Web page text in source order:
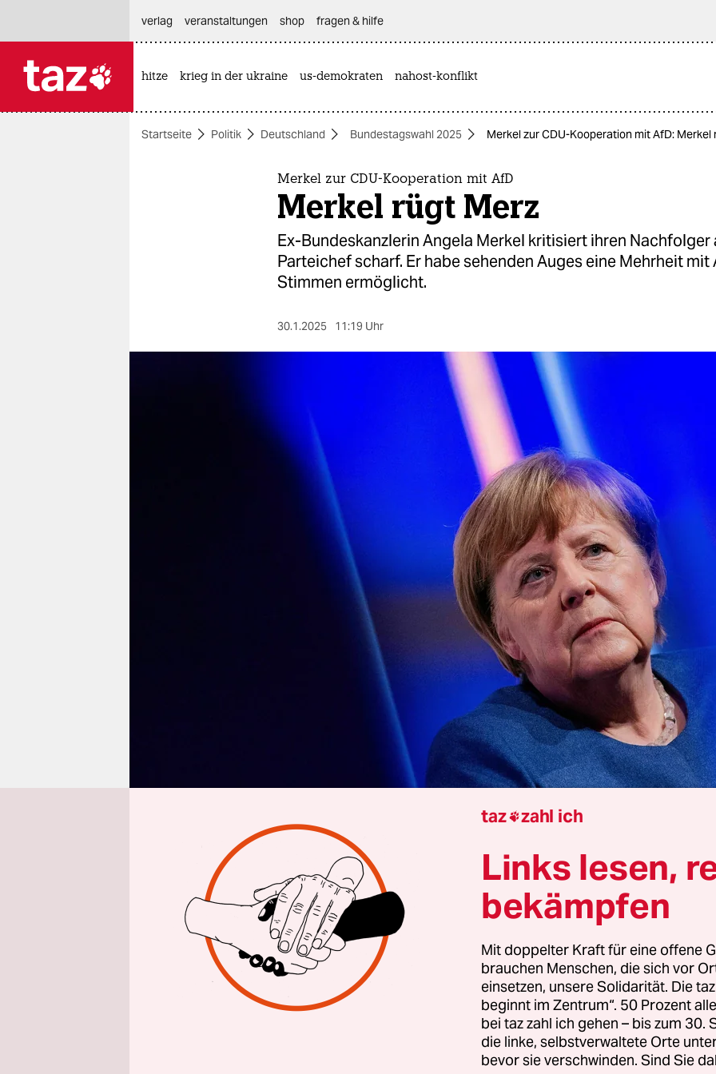
themen
verlag
veranstaltungen shop fragen & hilfe
hitze krieg in der ukraine us-demokraten nahost-konflikt
Startseite Politik Deutschland Bundestagswahl 2025 Merkel zur CDU-Kooperation mit AfD: Merkel
Merkel zur CDU-Kooperation mit AfD
Merkel rügt Merz
Ex-Bundeskanzlerin Angela Merkel kritisiert ihren Nachfolger
Parteichef scharf. Er habe sehenden Auges eine Mehrheit mit
Stimmen ermöglicht.
30.1.2025 11:19 Uhr
Aus Berlin Gereon Asmuth
taz/rtr| Die frühere Bundeskanzlerin und ehemalige CDU-
Angela Merkel hat den Unions-Kanzlerkandidaten
wegen der Asyl-Abstimmung im Bundestag mit Stimmen
scharf kritisiert. Sie halte es für falsch, „sehenden Auges
einer Abstimmung im Deutschen Bundestag eine
Stimmen der AfD zu ermöglichen“, schrieb Merkelin einer
Donnerstag veröffentlichten Erklärung.
taz zahl ich
Links lesen,
bekämpfen
Mit doppelter Kraft für eine offene
brauchen Menschen, die sich vor
einsetzen, unsere Solidarität. Die
beginnt im Zentrum“. 50 Prozent
bei taz zahl ich gehen – bis zum
die linke, selbstverwaltete Orte
bevor sie verschwinden. Sind Sie